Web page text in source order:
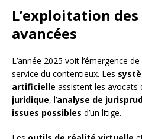
L’exploitation
avancées
L’année 2025 voit l’émergence de
service du contentieux. Les
artificielle assistent les avocats
juridique, l’analyse de
issues possibles d’un litige.